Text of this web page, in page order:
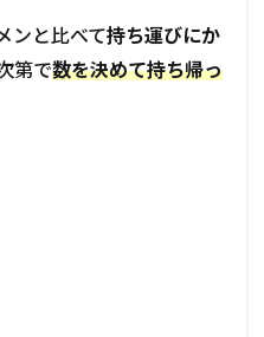
ンと比べて持ち運びにか
第で数を決めて持ち帰っ